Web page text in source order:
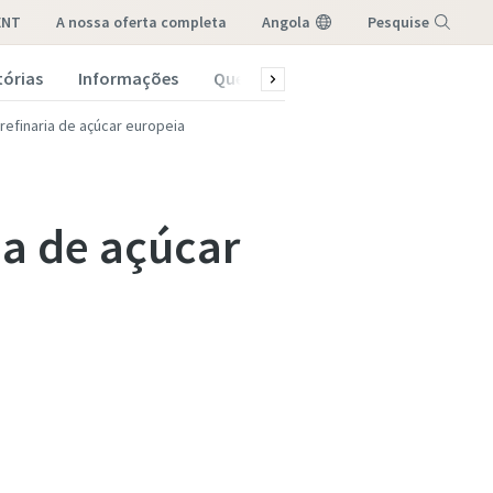
a nossa oferta completa Angola Pesquise
Informações Quem somos
de açúcar europeia
de açúcar